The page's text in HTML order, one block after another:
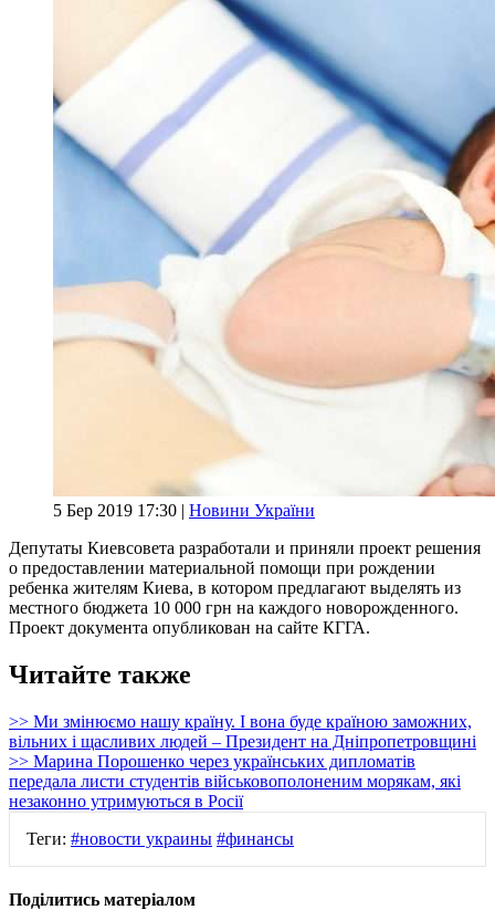
5 Бер 2019 17:30 | Новини України
Депутаты Киевсовета разработали и приняли проект решения
о предоставлении материальной помощи при рождении
ребенка жителям Киева, в котором предлагают выделять из
местного бюджета 10 000 грн на каждого новорожденного.
Проект документа опубликован на сайте КГГА.
Читайте также
>> Ми змінюємо нашу країну. І вона буде країною заможних,
вільних і щасливих людей – Президент на Дніпропетровщині
>> Марина Порошенко через українських дипломатів
передала листи студентів військовополоненим морякам, які
незаконно утримуються в Росії
Теги: #новости украины #финансы
Поділитись матеріалом